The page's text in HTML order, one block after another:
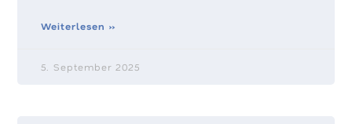
Weiterlesen »
5. September 2025